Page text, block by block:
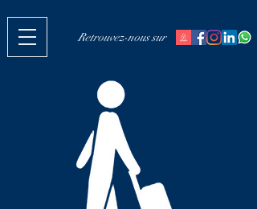
Retrouvez-nous sur